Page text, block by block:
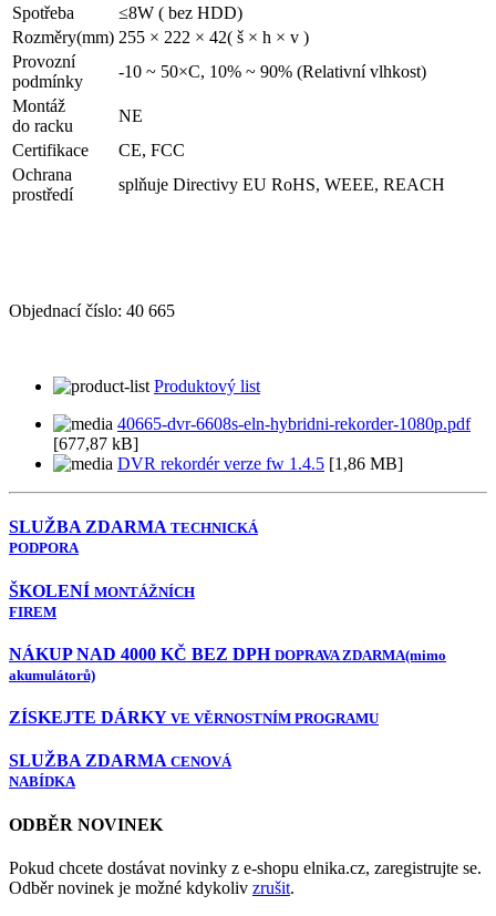
Spotřeba
≤8W ( bez HDD)
Rozměry(mm) 255 × 222 × 42( š × h × v )
Provozní
podmínky
-10 ~ 50×C, 10% ~ 90% (Relativní vlhkost)
Montáž
do racku
NE
Certifikace
CE, FCC
Ochrana
prostředí
splňuje Directivy EU RoHS, WEEE, REACH
Objednací číslo: 40 665
Produktový list
40665-dvr-6608s-eln-hybridni-rekorder-1080p.pdf
[677,87 kB]
DVR rekordér verze fw 1.4.5 [1,86 MB]
SLUŽBA ZDARMA TECHNICKÁ
PODPORA
ŠKOLENÍ MONTÁŽNÍCH
FIREM
NÁKUP NAD 4000 KČ BEZ DPH DOPRAVA ZDARMA(mimo
akumulátorů)
ZÍSKEJTE DÁRKY VE VĚRNOSTNÍM PROGRAMU
SLUŽBA ZDARMA CENOVÁ
NABÍDKA
ODBĚR NOVINEK
Pokud chcete dostávat novinky z e-shopu elnika.cz, zaregistrujte se.
Odběr novinek je možné kdykoliv zrušit.